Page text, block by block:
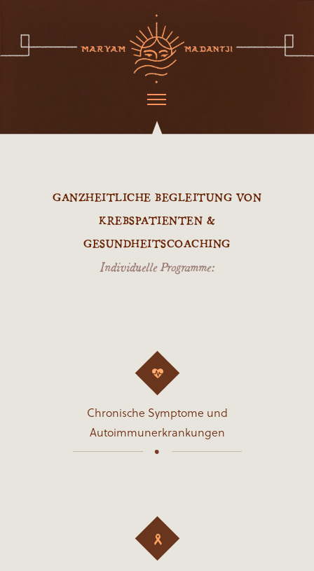
GANZHEITLICHE BEGLEITUNG VON
KREBSPATIENTEN &
GESUNDHEITSCOACHING
Individuelle Programme:
Chronische Symptome und
Autoimmunerkrankungen
•